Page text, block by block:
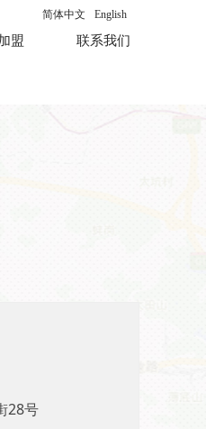
盟 联系我们
简体中文 English
28号
28号